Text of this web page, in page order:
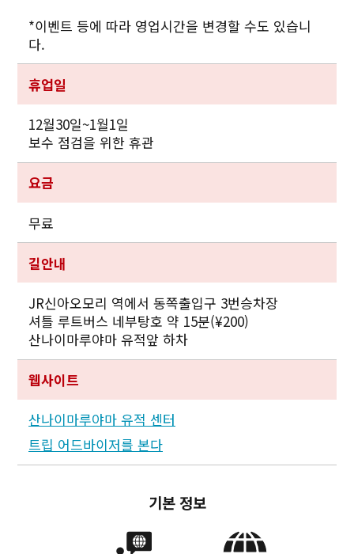
*이벤트 등에 따라 영업시간을 변경할 수도 있습니
다.
휴업일
12월30일~1월1일
보수 점검을 위한 휴관
요금
무료
길안내
JR신아오모리 역에서 동쪽출입구 3번승차장
셔틀 루트버스 네부탕호 약 15분(¥200)
산나이마루야마 유적앞 하차
웹사이트
산나이마루야마 유적 센터
트립 어드바이저를 본다
기본 정보